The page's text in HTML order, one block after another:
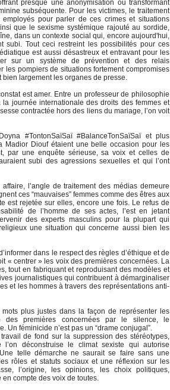
presque une anonymisation ou transformant
subséquente. Pour les victimes, le traitement
pour parler de ces crimes et situations
que le sexisme systémique rajouté au sordide,
dans un contexte social qui, encore aujourd'hui,
subi. Tout ceci restreint les possibilités pour ces
est aussi désastreux et entravant pour les
sur un système de prévention et des relais
les pompiers de situations fortement compromises
largement les organes de presse.
est amer. Entre un professeur de philosophie
journée internationale des droits des femmes et
contractée hors des liens du mariage, l’on voit
#TontonSaïSaï #BalanceTonSaïSaï et plus
Madior Diouf étaient une belle occasion pour les
par une enquête sérieuse, sa voix et celles de
subi des agressions sexuelles et qui l’ont
l’angle de traitement des médias demeure
ces “mauvaises” femmes comme des êtres aux
est rejetée sur elles, encore une fois. Le refus de
de l’homme de ses actes, l’est en jetant
des experts masculins pour la plupart qui
une situation qui concerne aussi bien les
dans le respect des règles d’éthique et de
« centrer » les voix des premières concernées. La
tout en fabriquant et reproduisant des modèles et
journalistiques qui contribuent à démarginaliser
et les hommes à travers des représentations anti-
plus justes dans la façon de représenter les
des premières concernées par le silence, le
Un féminicide n’est pas un “drame conjugal”.
de fond sur la suppression des stéréotypes,
déconstruise le climat sexiste qui autorise
telle démarche ne saurait se faire sans une
rôles et statuts sociaux et une réflexion sur les
l’origine, les opinions, les choix politiques,
compte des voix de toutes.